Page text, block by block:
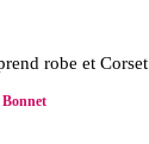
robe et
Bonnet